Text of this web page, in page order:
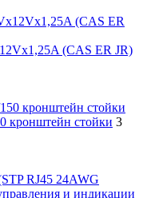
(CAS ER JR)
кронштейн стойки 3